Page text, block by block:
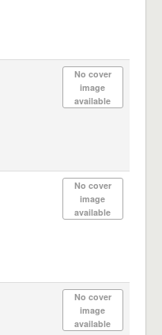
No cover
image
available
No cover
image
available
No cover
image
available